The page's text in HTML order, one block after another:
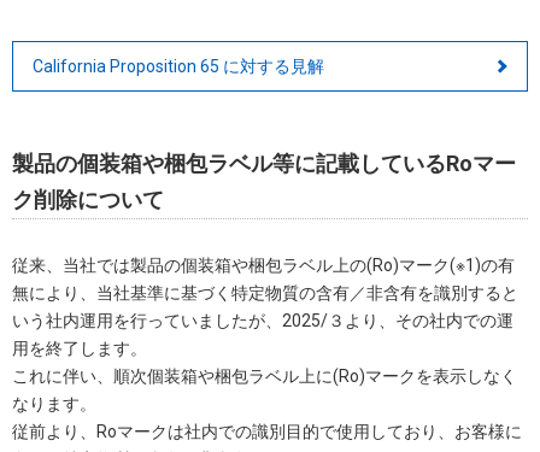
California Proposition 65 に対する見解
製品の個装箱や梱包ラベル等に記載しているRoマー
ク削除について
従来、当社では製品の個装箱や梱包ラベル上の(Ro)マーク(※1)の有
無により、当社基準に基づく特定物質の含有／非含有を識別すると
いう社内運用を行っていましたが、2025/３より、その社内での運
用を終了します。
これに伴い、順次個装箱や梱包ラベル上に(Ro)マークを表示しなく
なります。
従前より、Roマークは社内での識別目的で使用しており、お客様に